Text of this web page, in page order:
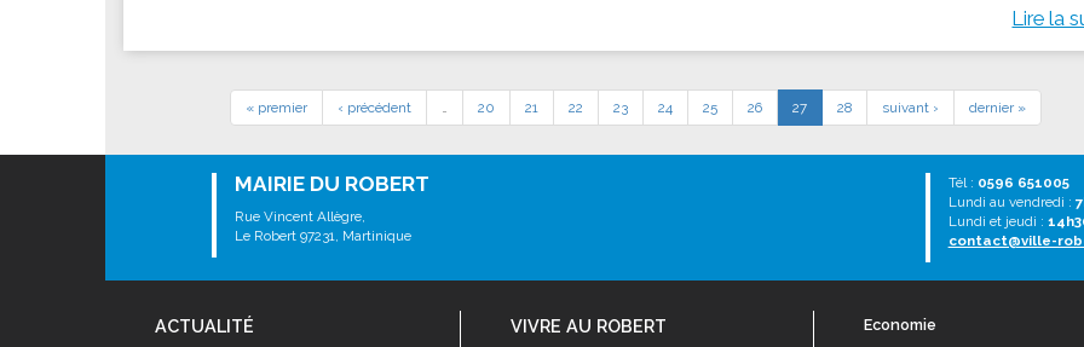
Lire la
« premier ‹ précédent 20 21 22 23 24 25 26 27 28 suivant › dernier »
MAIRIE DU ROBERT
Rue Vincent Allègre,
Le Robert 97231, Martinique
Tél : 0596 651005
Lundi au vendredi :
Lundi et jeudi :
contact@ville-
ACTUALITÉ
VIVRE AU ROBERT Economie